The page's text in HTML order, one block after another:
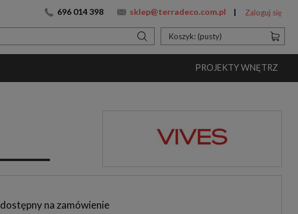
696 014 398 sklep@terradeco.com.pl Zaloguj się
Koszyk: (pusty)
PROJEKTY WNĘTRZ
dostępny na zamówienie